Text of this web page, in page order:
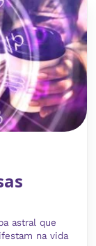
astral que
na vida